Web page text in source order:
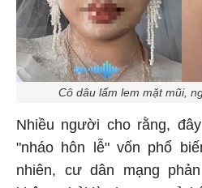
Cô dâu lấm lem mặt mũi,
Nhiều người cho rằng,
"nháo hôn lễ" vốn phổ
nhiên, cư dân mạng